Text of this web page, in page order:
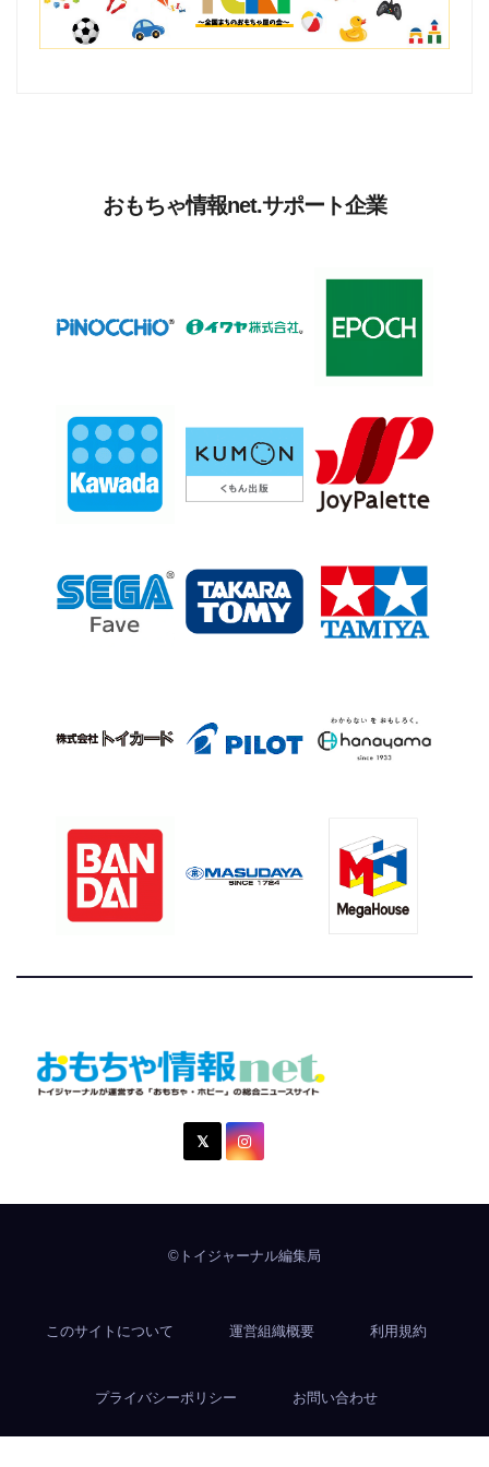
おもちゃ情報net.サポート企業
おもちゃ情報net.
トイジャーナルが運営する「おもちゃ・ホビー」の総合ニュ
©トイジャーナル編集局
このサイトについて 運営組織概要 利用規約
プライバシーポリシー お問い合わせ